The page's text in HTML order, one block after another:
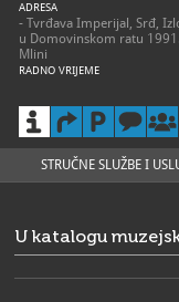
ADRESA
- Tvrđava Imperijal, Srđ,
u Domovinskom ratu
Mlini
RADNO VRIJEME
8:30 – 22:00 h (1. travnja
9:00 - 20:00 h (listopad)
9:00 – 17:00 h (1.
020/324-856
F 020/324-856
STRUČNE SLUŽBE I
U katalogu